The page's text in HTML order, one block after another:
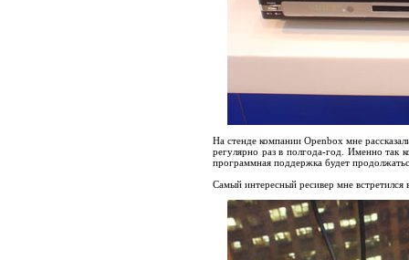
На стенде компании Openbox мне
регулярно раз в полгода-год. Именно так
программная поддержка будет
Самый интересный ресивер мне